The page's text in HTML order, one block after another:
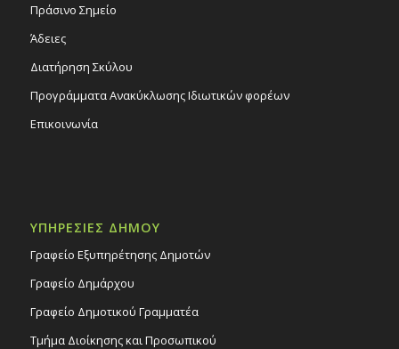
Πράσινο Σημείο
Άδειες
Διατήρηση Σκύλου
Προγράμματα Ανακύκλωσης Ιδιωτικών φορέων
Επικοινωνία
ΥΠΗΡΕΣΙΕΣ ΔΗΜΟΥ
Γραφείο Εξυπηρέτησης Δημοτών
Γραφείο Δημάρχου
Γραφείο Δημοτικού Γραμματέα
Τμήμα Διοίκησης και Προσωπικού